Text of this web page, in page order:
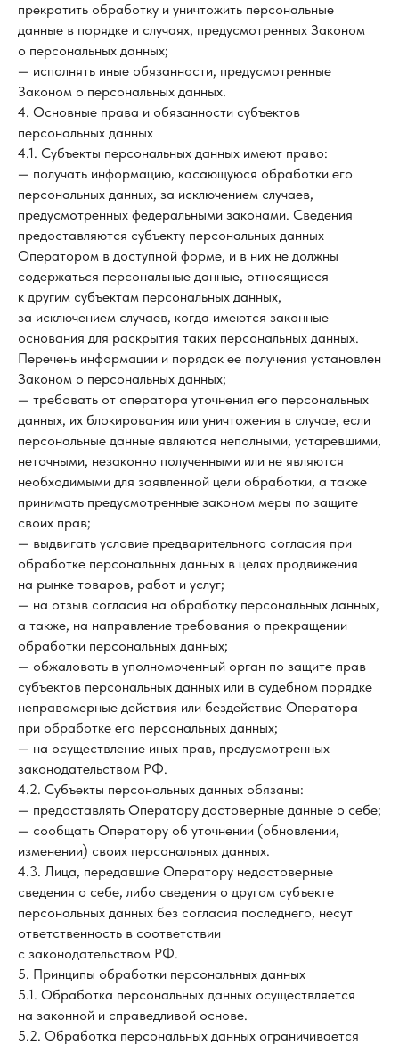
прекратить обработку и уничтожить персональные
данные в порядке и случаях, предусмотренных Законом
о персональных данных;
— исполнять иные обязанности, предусмотренные
Законом о персональных данных.
4. Основные права и обязанности субъектов
персональных данных
4.1. Субъекты персональных данных имеют право:
— получать информацию, касающуюся обработки его
персональных данных, за исключением случаев,
предусмотренных федеральными законами. Сведения
предоставляются субъекту персональных данных
Оператором в доступной форме, и в них не должны
содержаться персональные данные, относящиеся
к другим субъектам персональных данных,
за исключением случаев, когда имеются законные
основания для раскрытия таких персональных данных.
Перечень информации и порядок ее получения установлен
Законом о персональных данных;
— требовать от оператора уточнения его персональных
данных, их блокирования или уничтожения в случае, если
персональные данные являются неполными, устаревшими,
неточными, незаконно полученными или не являются
необходимыми для заявленной цели обработки, а также
принимать предусмотренные законом меры по защите
своих прав;
— выдвигать условие предварительного согласия при
обработке персональных данных в целях продвижения
на рынке товаров, работ и услуг;
— на отзыв согласия на обработку персональных данных,
а также, на направление требования о прекращении
обработки персональных данных;
— обжаловать в уполномоченный орган по защите прав
субъектов персональных данных или в судебном порядке
неправомерные действия или бездействие Оператора
при обработке его персональных данных;
— на осуществление иных прав, предусмотренных
законодательством РФ.
4.2. Субъекты персональных данных обязаны:
— предоставлять Оператору достоверные данные о себе;
— сообщать Оператору об уточнении (обновлении,
изменении) своих персональных данных.
4.3. Лица, передавшие Оператору недостоверные
сведения о себе, либо сведения о другом субъекте
персональных данных без согласия последнего, несут
ответственность в соответствии
с законодательством РФ.
5. Принципы обработки персональных данных
5.1. Обработка персональных данных осуществляется
на законной и справедливой основе.
5.2. Обработка персональных данных ограничивается